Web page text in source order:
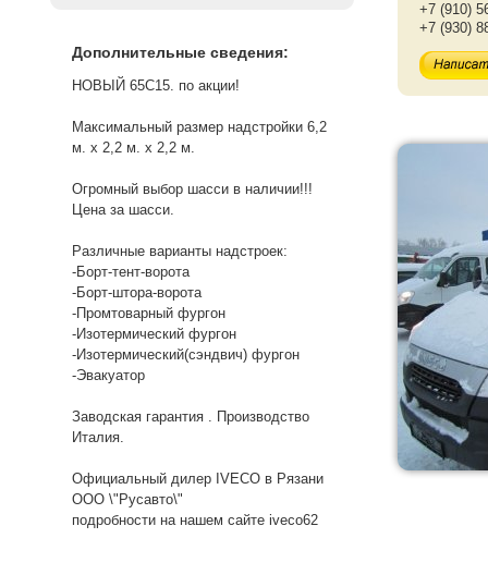
Дополнительные сведения:
НОВЫЙ 65С15. по акции!
Максимальный размер надстройки 6,2
м. х 2,2 м. х 2,2 м.
Огромный выбор шасси в наличии!!!
Цена за шасси.
Различные варианты надстроек:
-Борт-тент-ворота
-Борт-штора-ворота
-Промтоварный фургон
-Изотермический фургон
-Изотермический(сэндвич) фургон
-Эвакуатор
Заводская гарантия . Производство
Италия.
Официальный дилер IVECO в Рязани
ООО \"Русавто\"
подробности на нашем сайте iveco62
+7 (910)
+7 (930)